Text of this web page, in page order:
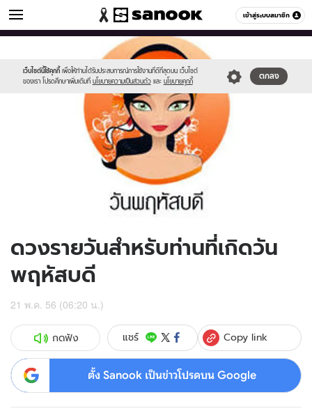
เข้าสู่ระบบสมาชิก
ดูดวง หมวดอื่นๆ
เว็บไซต์นี้ใช้คุกกี้ เพื่อให้ท่านได้รับประสบการณ์การใช้งานที่ดีที่สุดบน เว็บไซต์
ของเรา โปรดศึกษาเพิ่มเติมที่ นโยบายความเป็นส่วนตัว และ นโยบายคุกกี้
ตกลง
//s.isanook.com/sr/0/images/logo-
sanook.png
//s.isanook.com/ho/0/ud/9/46061/170-
ดวงรายวันสำหรับท่านที่เกิดวัน
พฤหัสบดี
21 พ.ค. 56 (06:20 น.)
กดฟัง แชร์ Copy link
ตั้ง Sanook เป็นข่าวโปรดบน Google